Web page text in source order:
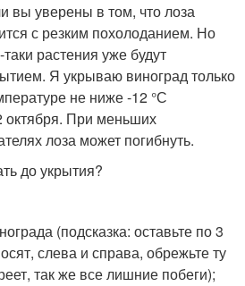
вы уверены в том, что лоза
с резким похолоданием. Но
растения уже будут
Я укрываю виноград только
не ниже -12 °С
октября. При меньших
лоза может погибнуть.
до укрытия?
(подсказка: оставьте по 3
слева и справа, обрежьте ту
так же все лишние побеги);